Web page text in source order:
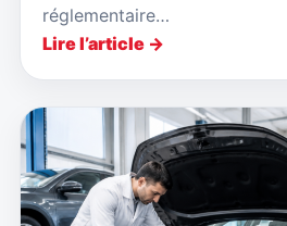
réglementaire…
Lire l’article →